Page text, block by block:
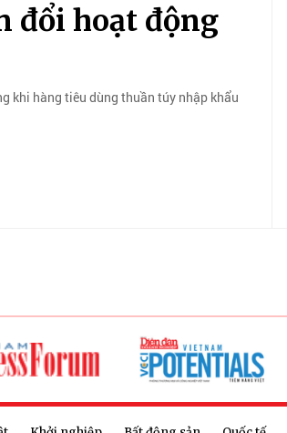
đổi hoạt động
khi hàng tiêu dùng thuần túy nhập khẩu